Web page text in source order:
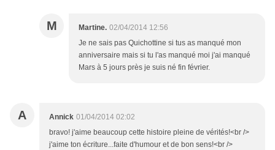
M Martine. 02/04/2014 12:56
Je ne sais pas Quichottine si tus as manqué mon
anniversaire mais si tu l'as manqué moi j'ai manqué
Mars à 5 jours près je suis né fin février.
A Annick 01/04/2014 02:02
bravo! j'aime beaucoup cette histoire pleine de vérités!<br />
j'aime ton écriture...faite d'humour et de bon sens!<br />